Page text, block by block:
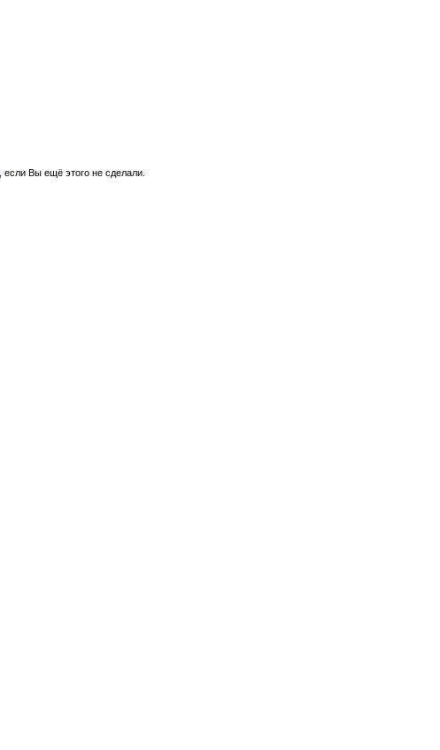
, если Вы ещё этого не сделали.